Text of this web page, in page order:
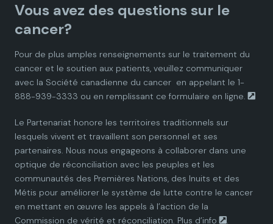
d
a
n
P
a
r
t
d
a
n
P
a
r
t
d
a
n
P
a
r
t
d
a
n
P
a
r
t
d
a
n
P
a
r
t
Vous avez des questions sur le
cancer?
Pour de plus amples renseignements sur le traitement du
cancer et le soutien aux patients, veuillez communiquer
avec la Société canadienne du cancer en appelant le 1-
888-939-3333 ou en remplissant ce formulaire en ligne.
Le Partenariat honore les territoires traditionnels sur
lesquels vivent et travaillent son personnel et ses
partenaires. Nous nous engageons à collaborer dans une
optique de réconciliation avec les peuples et les
communautés des Premières Nations, des Inuits et des
Métis pour améliorer le système de lutte contre le cancer
en mettant en œuvre les appels à l’action de la
Commission de vérité et réconciliation. Plus d’info .